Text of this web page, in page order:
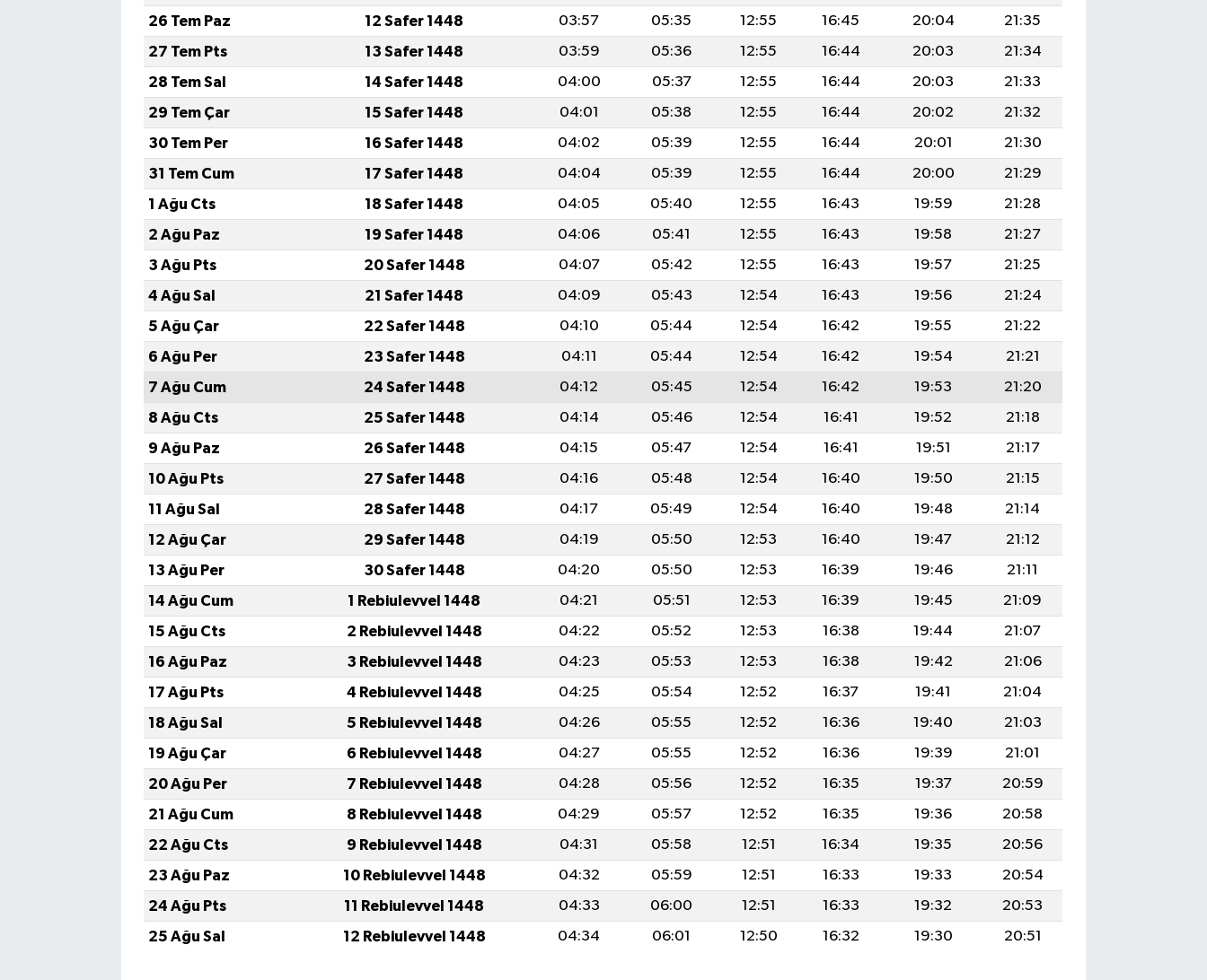
26 Tem Paz
12 Safer 1448 03:57 05:35 12:55 16:45 20:04
21:35
27 Tem Pts
13 Safer 1448 03:59 05:36 12:55 16:44 20:03
21:34
28 Tem Sal
14 Safer 1448 04:00 05:37 12:55 16:44 20:03
21:33
29 Tem Çar
15 Safer 1448 04:01 05:38 12:55 16:44 20:02
21:32
30 Tem Per
16 Safer 1448 04:02 05:39 12:55 16:44 20:01
21:30
31 Tem Cum
17 Safer 1448 04:04 05:39 12:55 16:44 20:00
21:29
1 Ağu Cts
18 Safer 1448 04:05 05:40 12:55 16:43 19:59
21:28
2 Ağu Paz
19 Safer 1448 04:06 05:41 12:55 16:43 19:58
21:27
3 Ağu Pts
20 Safer 1448 04:07 05:42 12:55 16:43 19:57
21:25
4 Ağu Sal
21 Safer 1448 04:09 05:43 12:54 16:43 19:56
21:24
5 Ağu Çar
22 Safer 1448 04:10 05:44 12:54 16:42 19:55
21:22
6 Ağu Per
23 Safer 1448 04:11 05:44 12:54 16:42 19:54
21:21
7 Ağu Cum
24 Safer 1448 04:12 05:45 12:54 16:42 19:53
21:20
8 Ağu Cts
25 Safer 1448 04:14 05:46 12:54 16:41 19:52
21:18
9 Ağu Paz
26 Safer 1448 04:15 05:47 12:54 16:41 19:51
21:17
10 Ağu Pts
27 Safer 1448 04:16 05:48 12:54 16:40 19:50
21:15
11 Ağu Sal
28 Safer 1448 04:17 05:49 12:54 16:40 19:48
21:14
12 Ağu Çar
29 Safer 1448 04:19 05:50 12:53 16:40 19:47
21:12
13 Ağu Per
30 Safer 1448 04:20 05:50 12:53 16:39 19:46
21:11
14 Ağu Cum
1 Rebiulevvel 1448 04:21 05:51 12:53 16:39 19:45
21:09
15 Ağu Cts
2 Rebiulevvel 1448 04:22 05:52 12:53 16:38 19:44
21:07
16 Ağu Paz
3 Rebiulevvel 1448 04:23 05:53 12:53 16:38 19:42
21:06
17 Ağu Pts
4 Rebiulevvel 1448 04:25 05:54 12:52 16:37 19:41
21:04
18 Ağu Sal
5 Rebiulevvel 1448 04:26 05:55 12:52 16:36 19:40
21:03
19 Ağu Çar
6 Rebiulevvel 1448 04:27 05:55 12:52 16:36 19:39
21:01
20 Ağu Per
7 Rebiulevvel 1448 04:28 05:56 12:52 16:35 19:37
20:59
21 Ağu Cum
8 Rebiulevvel 1448 04:29 05:57 12:52 16:35 19:36
20:58
22 Ağu Cts
9 Rebiulevvel 1448 04:31 05:58 12:51 16:34 19:35
20:56
23 Ağu Paz
10 Rebiulevvel 1448 04:32 05:59 12:51 16:33 19:33
20:54
24 Ağu Pts
11 Rebiulevvel 1448 04:33 06:00 12:51 16:33 19:32
20:53
25 Ağu Sal
12 Rebiulevvel 1448 04:34 06:01 12:50 16:32 19:30 20:51